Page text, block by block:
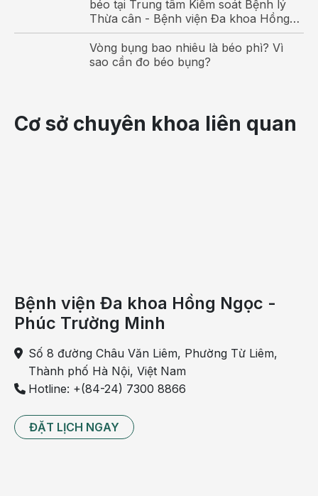
béo tại Trung tâm Kiểm soát Bệnh lý
Thừa cân - Bệnh viện Đa khoa Hồng
Ngọc
Vòng bụng bao nhiêu là béo phì? Vì
sao cần đo béo bụng?
Cơ sở chuyên khoa liên quan
Bệnh viện Đa khoa Hồng Ngọc -
Phúc Trường Minh
Số 8 đường Châu Văn Liêm, Phường Từ Liêm,
Thành phố Hà Nội, Việt Nam
Hotline: +(84-24) 7300 8866
ĐẶT LỊCH NGAY